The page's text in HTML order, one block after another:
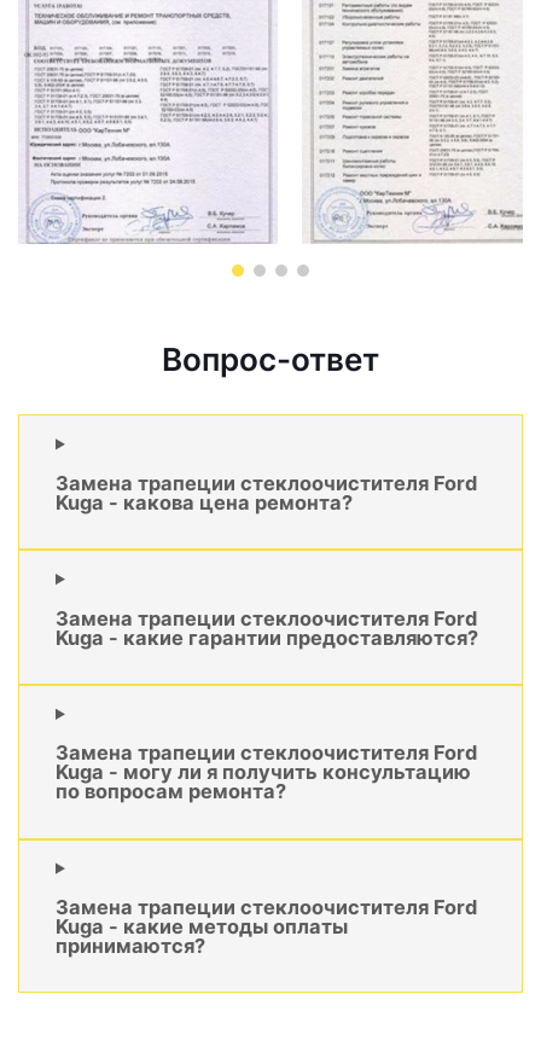
Вопрос-ответ
Замена трапеции стеклоочистителя Ford
Kuga - какова цена ремонта?
Замена трапеции стеклоочистителя Ford
Kuga - какие гарантии предоставляются?
Замена трапеции стеклоочистителя Ford
Kuga - могу ли я получить консультацию
по вопросам ремонта?
Замена трапеции стеклоочистителя Ford
Kuga - какие методы оплаты
принимаются?